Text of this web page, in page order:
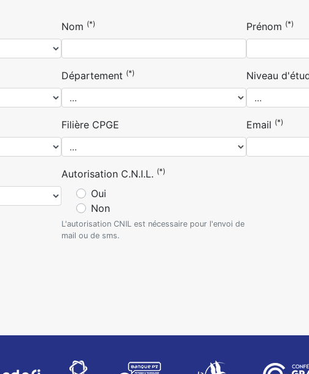
Nom (*) Prénom (*)
Département (*) Niveau
Filière CPGE Email (*)
Autorisation C.N.I.L. (*)
Oui
Non
L'autorisation CNIL est nécessaire pour l'envoi de
mail ou de sms.